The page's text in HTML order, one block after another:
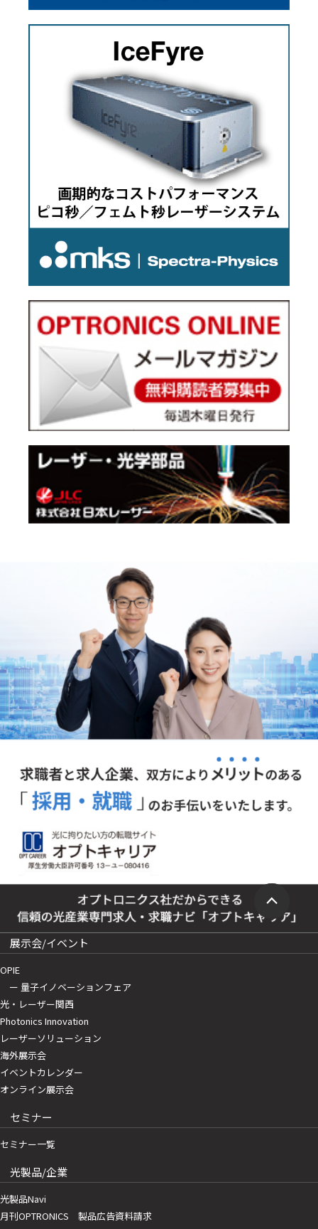
展示会/イベント
OPIE
ー 量子イノベーションフェア
光・レーザー関西
Photonics Innovation
レーザーソリューション
海外展示会
イベントカレンダー
オンライン展示会
セミナー
セミナー一覧
光製品/企業
光製品Navi
月刊OPTRONICS 製品広告資料請求